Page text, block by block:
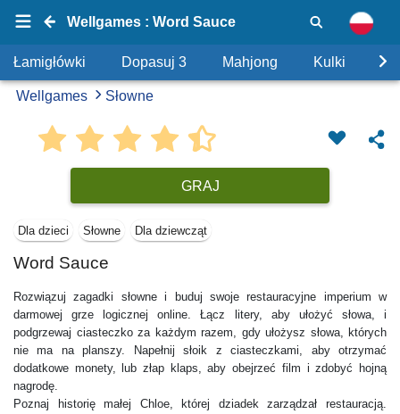
Wellgames : Word Sauce
Łamigłówki Dopasuj 3 Mahjong Kulki
Wellgames Słowne
GRAJ
Dla dzieci Słowne Dla dziewcząt
Word Sauce
Rozwiązuj zagadki słowne i buduj swoje restauracyjne imperium w
darmowej grze logicznej online. Łącz litery, aby ułożyć słowa, i
podgrzewaj ciasteczko za każdym razem, gdy ułożysz słowa, których
nie ma na planszy. Napełnij słoik z ciasteczkami, aby otrzymać
dodatkowe monety, lub złap klaps, aby obejrzeć film i zdobyć hojną
nagrodę.
Poznaj historię małej Chloe, której dziadek zarządzał restauracją.